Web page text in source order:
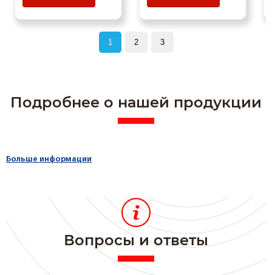
1 2 3
Подробнее о нашей продукции
Больше информации
Вопросы и ответы